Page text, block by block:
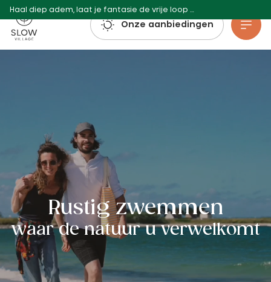
Langzaam dorp
Onze aanbiedingen
Rustig zwemmen
waar de natuur u verwelkomt